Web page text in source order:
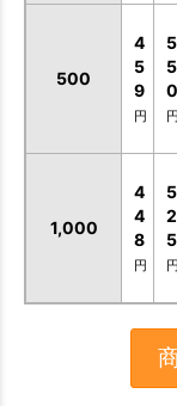
500
4
5
9
円
5
5
0
円
1,000
4
4
8
円
5
2
5
円